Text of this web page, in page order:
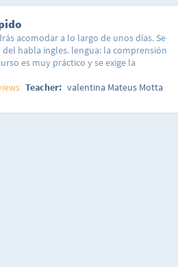
acomodar a lo largo de unos días. Se
habla ingles. lengua: la comprensión
es muy práctico y se exige la
en situaciones frecuentes
Teacher: valentina Mateus Motta